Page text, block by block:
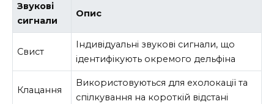
Звукові
сигнали
Опис
Свист
Індивідуальні звукові сигнали, що
ідентифікують окремого дельфіна
Клацання
Використовуються для ехолокації та
спілкування на короткій відстані